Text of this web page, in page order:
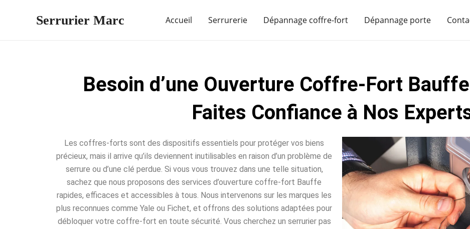
Serrurier Marc Accueil Serrurerie Dépannage coffre-fort Dépannage porte
Besoin d’une Ouverture Coffre-Fort
Faites Confiance à Nos
Les coffres-forts sont des dispositifs essentiels pour protéger vos biens
précieux, mais il arrive qu’ils deviennent inutilisables en raison d’un problème de
serrure ou d’une clé perdue. Si vous vous trouvez dans une telle situation,
sachez que nous proposons des services d’ouverture coffre-fort Bauffe
rapides, efficaces et accessibles à tous. Nous intervenons sur les marques les
plus reconnues comme Yale ou Fichet, et offrons des solutions adaptées pour
débloquer votre coffre-fort en toute sécurité. Vous cherchez un serrurier pas